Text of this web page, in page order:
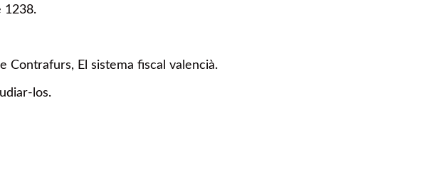
1238.
Contrafurs, El sistema fiscal valencià.
los.